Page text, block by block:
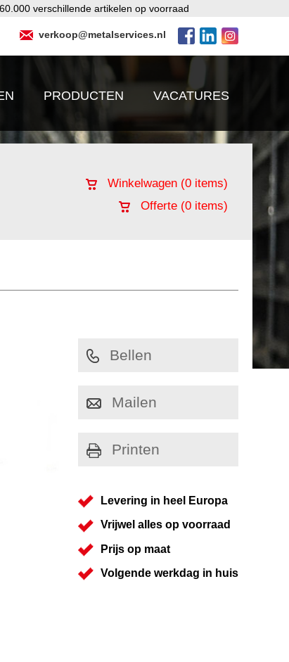
60.000 verschillende artikelen op voorraad
verkoop@metalservices.nl
PRODUCTEN VACATURES
Winkelwagen (0 items)
Offerte (0 items)
Bellen
Mailen
Printen
Levering in heel Europa
Vrijwel alles op voorraad
Prijs op maat
Volgende werkdag in huis